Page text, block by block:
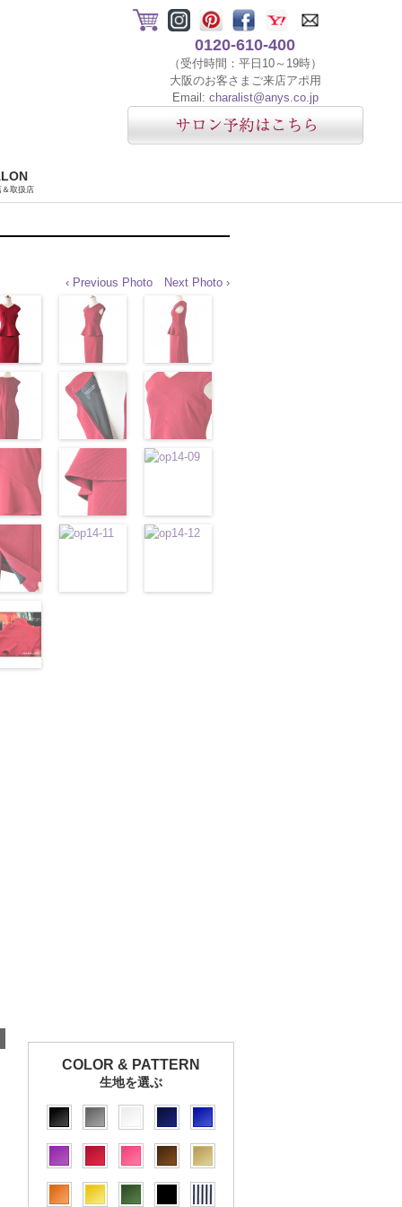
0120-610-400
（受付時間：平日10～19時）
大阪のお客さまご来店アポ用
Email: charalist@anys.co.jp
＆取扱店
‹ Previous Photo Next Photo ›
COLOR & PATTERN
生地を選ぶ